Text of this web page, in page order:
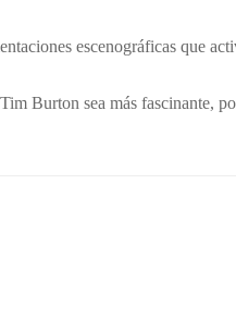
escenográficas que
Burton sea más fascinante,